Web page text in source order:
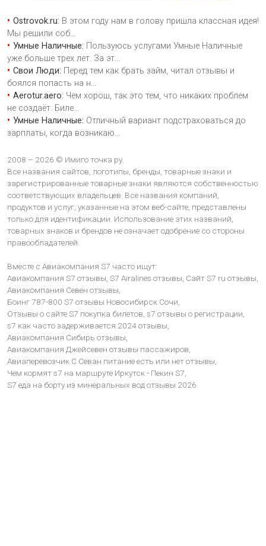
Ostrovok.ru: В этом году нам в голову пришла классная идея!
Мы решили соб...
Умные Наличные: Пользуюсь услугами Умные Наличные
уже больше трех лет. За эт...
Свои Люди: Перед тем как брать займ, читал отзывы и
боялся попасть на н...
Aerotur.aero: Чем хорош, так это тем, что никаких проблем
не создаёт. Биле...
Умные Наличные: Отличный вариант подстраховаться до
зарплаты, когда возникаю...
2008 – 2026 © Имиго точка ру.
Все названия сайтов, логотипы, бренды, товарные знаки и
зарегистрированные товарные знаки являются собственностью
соответствующих владельцев. Все названия компаний,
продуктов и услуг, указанные на этом веб-сайте, представлены
только для идентификации. Использование этих названий,
товарных знаков и брендов не означает одобрение со стороны
правообладателей.
Вместе с Авиакомпания S7 часто ищут:
Авиакомпания S7 отзывы, S7 Airalines отзывы, Сайт S7 ru отзывы,
Авиакомпания Севен отзывы,
Боинг 787-800 S7 отзывы Новосибирск Сочи,
Отзывы о сайте S7 покупка билетов, s7 отзывы о регистрации,
s7 как часто задерживается 2024 отзывы,
Авиакомпания Сибирь отзывы,
Авиакомпания Джейсевен отзывы пассажиров,
Авиаперевозчик С Севан питание есть или нет отзывы,
Чем кормят s7 на маршруте Иркутск - Пекин S7,
S7 еда на борту из минеральных вод отзывы 2026